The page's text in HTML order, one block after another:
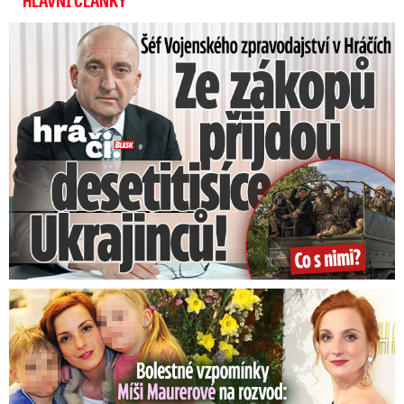
ochráněna, je proto vítaný, “ říká profesor Marek
Svoboda, ředitel Masarykova onkologického
ústavu v Brně, kde by ještě v tomto roce měla
vzniknout první česká laboratoř pro
genomové testování.
Zatím musí lékaři
odebrané vzorky posílat na analýzu do
Nizozemska.Genomové testování stojí 74 200
korun.Od března hradí testování zatím jen
jedna pojišťovna.
Žena kvůli covidu odložila
vyšetření prsu, našli jí
rakovinu. Lékaři:
Nezanedbávejte ...
Šéf Vojenského zpravodajství: Přijdou desetitisíce Ukrajinců
Bolestné vzpomínky Míši Maurerové: Prohrála boj o dvojčata!